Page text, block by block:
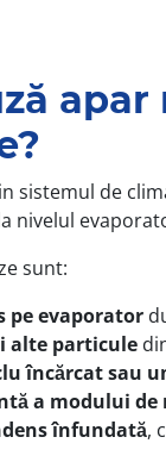
sistemul de
nivelul
sunt:
pe evaporator
alte particule
încărcat sau
a modului de
înfundată,